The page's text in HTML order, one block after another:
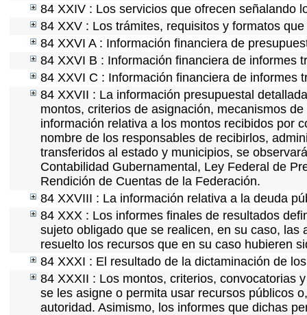
84 XXIV : Los servicios que ofrecen señalando
84 XXV : Los trámites, requisitos y formatos
84 XXVI A : Información financiera de
84 XXVI B : Información financiera de informes
84 XXVI C : Información financiera de informes
84 XXVII : La información presupuestal
montos, criterios de asignación, mecanismos
información relativa a los montos recibidos por
nombre de los responsables de recibirlos,
transferidos al estado y municipios, se
Contabilidad Gubernamental, Ley Federal de
Rendición de Cuentas de la Federación.
84 XXVIII : La información relativa a la deuda
84 XXX : Los informes finales de resultados
sujeto obligado que se realicen, en su caso,
resuelto los recursos que en su caso hubieren
84 XXXI : El resultado de la dictaminación de
84 XXXII : Los montos, criterios, convocatorias
se les asigne o permita usar recursos públicos
autoridad. Asimismo, los informes que dichas